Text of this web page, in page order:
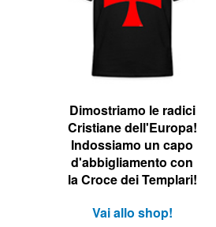
Dimostriamo le radici
Cristiane dell'Europa!
Indossiamo un capo
d'abbigliamento con
la Croce dei Templari!
Vai allo shop!